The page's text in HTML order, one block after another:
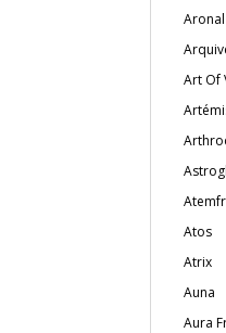
Aronal
Art Of
Atos
Atrix
Auna
Aura